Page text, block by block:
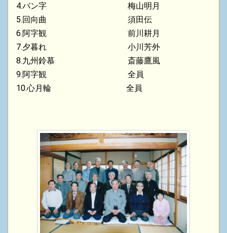
4.バン字 梅山明月
5.回向曲 須田伝
6.阿字観 前川耕月
7.夕暮れ 小川芳外
8.九州鈴慕 斎藤鷹風
9.阿字観 全員
10.心月輪 全員